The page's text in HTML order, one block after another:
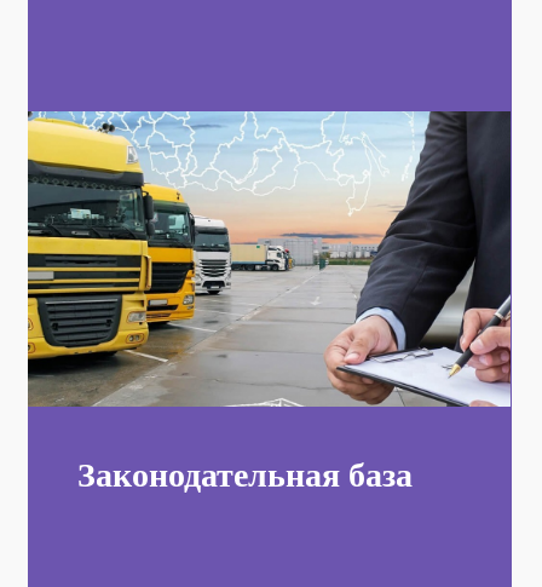
Законодательная база